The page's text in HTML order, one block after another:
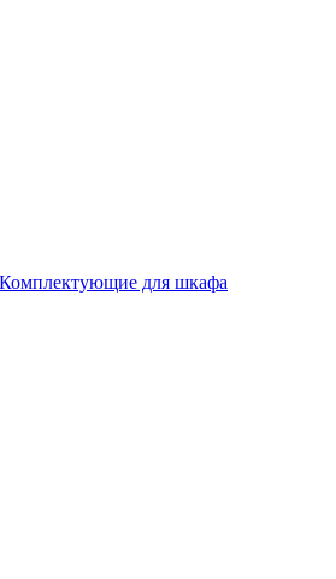
Комплектующие для шкафа